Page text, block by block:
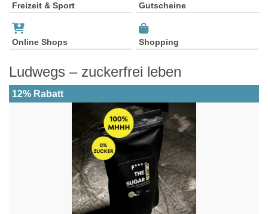
Freizeit & Sport Gutscheine
Online Shops Shopping
Ludwegs – zuckerfrei leben
12% Rabatt